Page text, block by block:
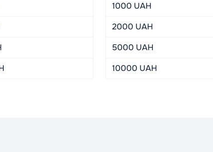
1000 UAH
2000 UAH
5000 UAH
10000 UAH